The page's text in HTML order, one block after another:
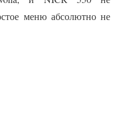
меню абсолютно не